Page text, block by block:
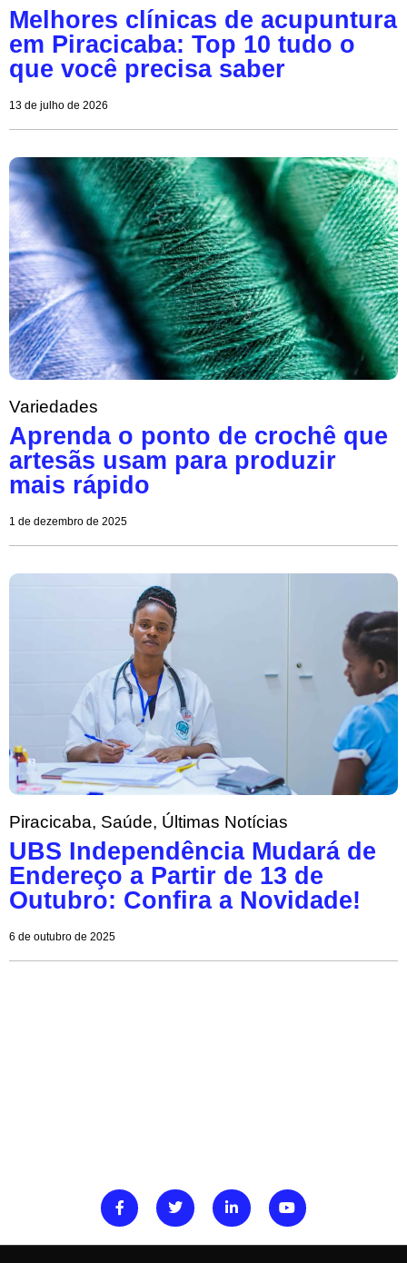
Melhores clínicas de acupuntura
em Piracicaba: Top 10 tudo o
que você precisa saber
13 de julho de 2026
Variedades
Aprenda o ponto de crochê que
artesãs usam para produzir
mais rápido
1 de dezembro de 2025
Piracicaba, Saúde, Últimas Notícias
UBS Independência Mudará de
Endereço a Partir de 13 de
Outubro: Confira a Novidade!
6 de outubro de 2025